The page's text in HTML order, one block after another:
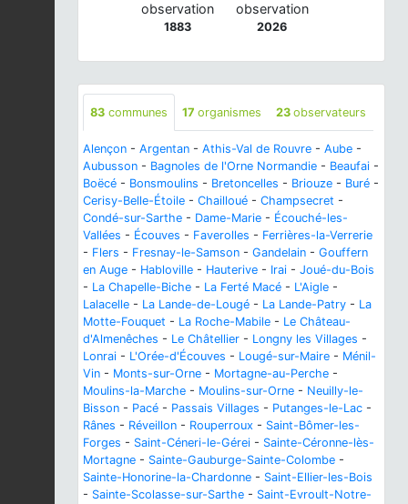
observation
1883
observation
2026
83 communes 17 organismes 23 observateurs
Alençon - Argentan - Athis-Val de Rouvre - Aube -
Aubusson - Bagnoles de l'Orne Normandie - Beaufai -
Boëcé - Bonsmoulins - Bretoncelles - Briouze - Buré -
Cerisy-Belle-Étoile - Chailloué - Champsecret -
Condé-sur-Sarthe - Dame-Marie - Écouché-les-
Vallées - Écouves - Faverolles - Ferrières-la-Verrerie
- Flers - Fresnay-le-Samson - Gandelain - Gouffern
en Auge - Habloville - Hauterive - Irai - Joué-du-Bois
- La Chapelle-Biche - La Ferté Macé - L'Aigle -
Lalacelle - La Lande-de-Lougé - La Lande-Patry - La
Motte-Fouquet - La Roche-Mabile - Le Château-
d'Almenêches - Le Châtellier - Longny les Villages -
Lonrai - L'Orée-d'Écouves - Lougé-sur-Maire - Ménil-
Vin - Monts-sur-Orne - Mortagne-au-Perche -
Moulins-la-Marche - Moulins-sur-Orne - Neuilly-le-
Bisson - Pacé - Passais Villages - Putanges-le-Lac -
Rânes - Réveillon - Rouperroux - Saint-Bômer-les-
Forges - Saint-Céneri-le-Gérei - Sainte-Céronne-lès-
Mortagne - Sainte-Gauburge-Sainte-Colombe -
Sainte-Honorine-la-Chardonne - Saint-Ellier-les-Bois
- Sainte-Scolasse-sur-Sarthe - Saint-Evroult-Notre-